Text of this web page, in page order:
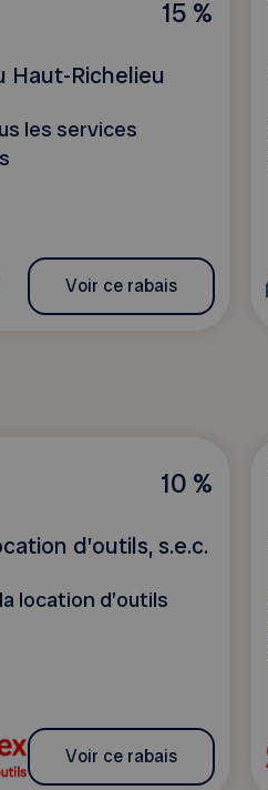
15 %
Haut-Richelieu
les services
Voir ce rabais
10 %
d’outils, s.e.c.
location d’outils
Voir ce rabais